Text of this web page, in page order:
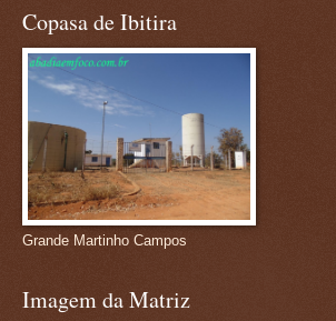
Copasa de Ibitira
Grande Martinho Campos
Imagem da Matriz